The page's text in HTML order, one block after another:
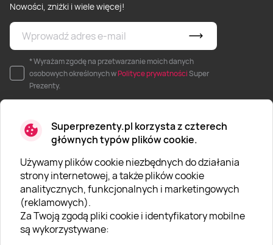
Superprezenty.pl korzysta z czterech
głównych typów plików cookie.
Używamy plików cookie niezbędnych do działania
strony internetowej, a także plików cookie
analitycznych, funkcjonalnych i marketingowych
(reklamowych).
Za Twoją zgodą pliki cookie i identyfikatory mobilne
są wykorzystywane:
Nowości, zniżki i wiele więcej!
* Wyrażam zgodę na przetwarzanie moich danych
osobowych określonych wPolityce prywatnościSuper
Prezenty.
O SUPERPREZENTY
O nas
Aktualności
Kariera w Super Prezentach